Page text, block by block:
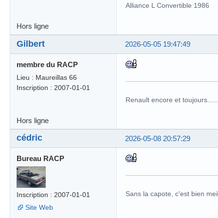
Alliance L Convertible 1986
Hors ligne
2026-05-05 19:47:49
Gilbert
membre du RACP
Lieu : Maureillas 66
Inscription : 2007-01-01
Renault encore et
Hors ligne
2026-05-08 20:57:29
cédric
Bureau RACP
Inscription : 2007-01-01
Site Web
Sans la capote, c'est bien